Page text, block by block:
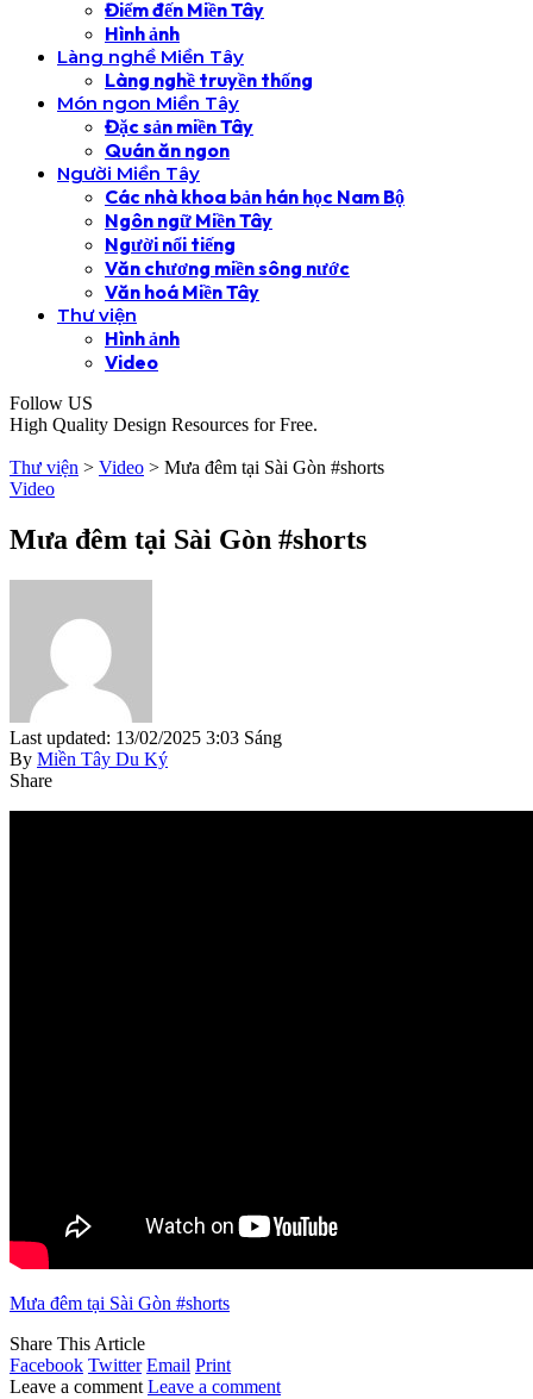
Điểm đến Miền Tây
Hình ảnh
Làng nghề Miền Tây
Làng nghề truyền thống
Món ngon Miền Tây
Đặc sản miền Tây
Quán ăn ngon
Người Miền Tây
Các nhà khoa bản hán học Nam Bộ
Ngôn ngữ Miền Tây
Người nổi tiếng
Văn chương miền sông nước
Văn hoá Miền Tây
Thư viện
Hình ảnh
Video
Follow US
High Quality Design Resources for Free.
Thư viện > Video > Mưa đêm tại Sài Gòn #shorts
Video
Mưa đêm tại Sài Gòn #shorts
Last updated: 13/02/2025 3:03 Sáng
By Miền Tây Du Ký
Share
Mưa đêm tại Sài Gòn #shorts
Share This Article
Facebook Twitter Email Print
Leave a comment Leave a comment